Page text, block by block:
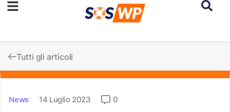
Tutti gli articoli
News 14 Luglio 2023 0